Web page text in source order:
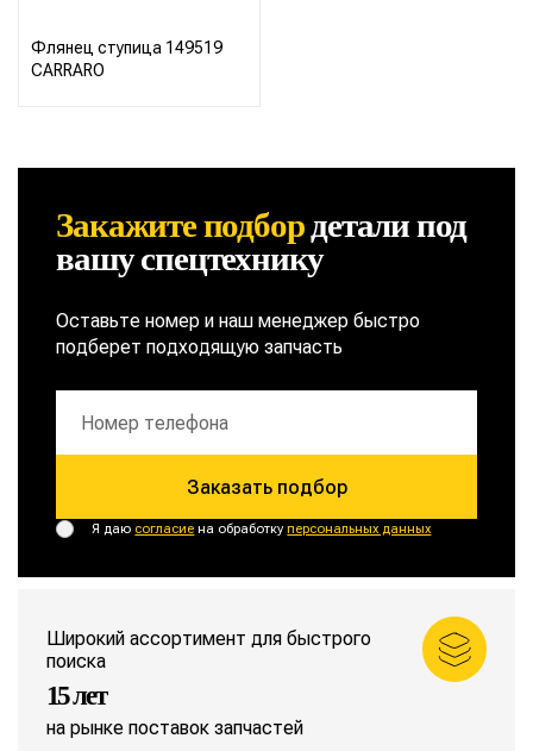
Флянец ступица 149519
CARRARO
Закажите подбордеталипод
вашу спецтехнику
Оставьте номер и наш менеджер быстро
подберет подходящую запчасть
Заказать подбор
Я даю согласие на обработкуперсональных данных
Широкий ассортимент для быстрого
поиска
15 лет
на рынке поставок запчастей